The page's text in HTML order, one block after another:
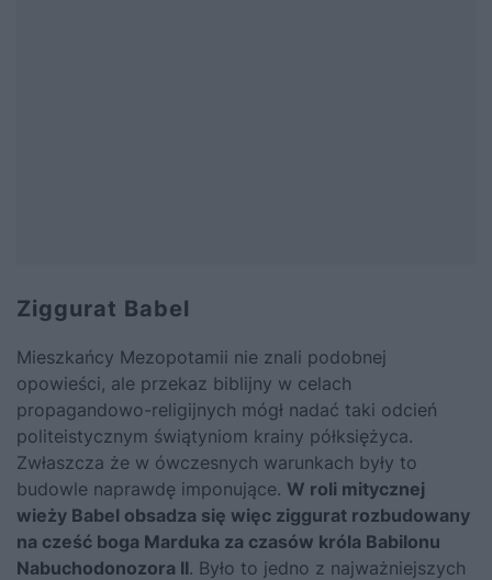
Ziggurat Babel
Mieszkańcy Mezopotamii nie znali podobnej
opowieści, ale przekaz biblijny w celach
propagandowo-religijnych mógł nadać taki odcień
politeistycznym świątyniom krainy półksiężyca.
Zwłaszcza że w ówczesnych warunkach były to
budowle naprawdę imponujące. W roli mitycznej
wieży Babel obsadza się więc ziggurat rozbudowany
na cześć boga Marduka za czasów króla Babilonu
Nabuchodonozora II. Było to jedno z najważniejszych